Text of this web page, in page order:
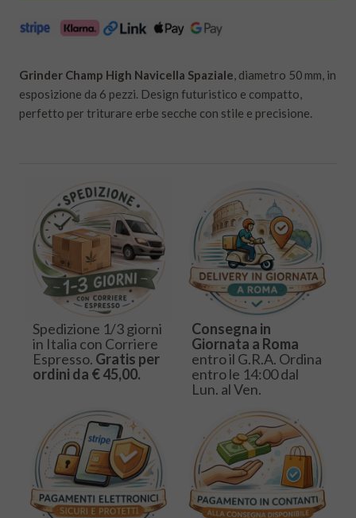
Grinder Champ High Navicella Spaziale, diametro 50 mm, in
esposizione da 6 pezzi. Design futuristico e compatto,
perfetto per triturare erbe secche con stile e precisione.
Spedizione 1/3 giorni
in Italia con Corriere
Espresso. Gratis per
ordini da € 45,00.
Consegna in
Giornata a Roma
entro il G.R.A. Ordina
entro le 14:00 dal
Lun. al Ven.